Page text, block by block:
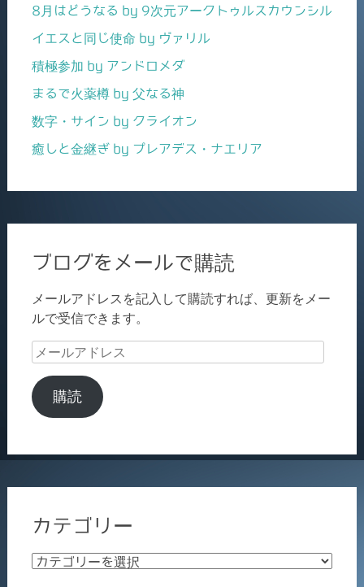
8月はどうなる by 9次元アークトゥルスカウンシル
イエスと同じ使命 by ヴァリル
積極参加 by アンドロメダ
まるで火薬樽 by 父なる神
数字・サイン by クライオン
癒しと金継ぎ by プレアデス・ナエリア
ブログをメールで購読
メールアドレスを記入して購読すれば、更新をメー
ルで受信できます。
メ
ル
ア
購読
カテゴリー
カ